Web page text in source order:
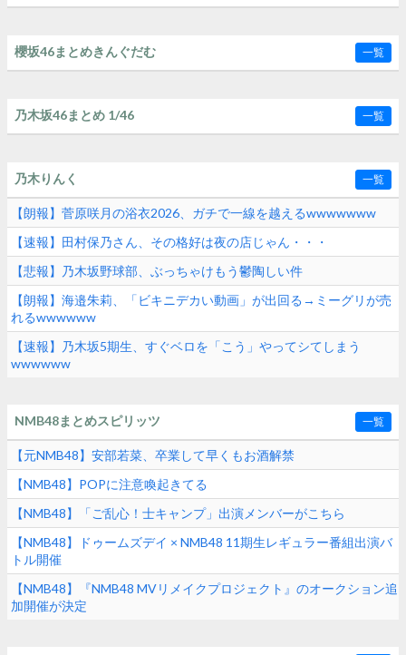
櫻坂46まとめきんぐだむ 一覧
乃木坂46まとめ 1/46 一覧
乃木りんく 一覧
【朗報】菅原咲月の浴衣2026、ガチで一線を越えるwwwwwww
【速報】田村保乃さん、その格好は夜の店じゃん・・・
【悲報】乃木坂野球部、ぶっちゃけもう鬱陶しい件
【朗報】海邉朱莉、「ビキニデカい動画」が出回る→ミーグリが売
れるwwwwww
【速報】乃木坂5期生、すぐベロを「こう」やってシてしまう
wwwwww
NMB48まとめスピリッツ 一覧
【元NMB48】安部若菜、卒業して早くもお酒解禁
【NMB48】POPに注意喚起きてる
【NMB48】「ご乱心！士キャンプ」出演メンバーがこちら
【NMB48】ドゥームズデイ × NMB48 11期生レギュラー番組出演バ
トル開催
【NMB48】『NMB48 MVリメイクプロジェクト』のオークション追
加開催が決定